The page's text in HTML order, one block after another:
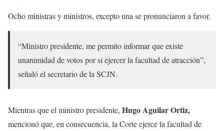
Ocho ministras y ministros, excepto una se pronunciaron a favor.
“Ministro presidente, me permito informar que existe
unanimidad de votos por sí ejercer la facultad de atracción”,
señaló el secretario de la SCJN.
Mientras que el ministro presidente, Hugo Aguilar Ortiz,
mencionó que, en consecuencia, la Corte ejerce la facultad de